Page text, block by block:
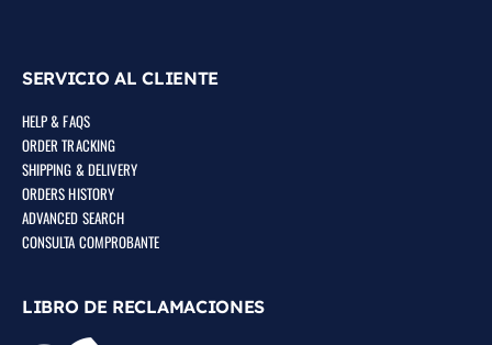
SERVICIO AL CLIENTE
HELP & FAQS
ORDER TRACKING
SHIPPING & DELIVERY
ORDERS HISTORY
ADVANCED SEARCH
CONSULTA COMPROBANTE
LIBRO DE RECLAMACIONES